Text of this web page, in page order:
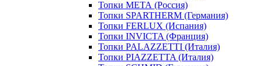
Топки МЕТА (Россия)
Топки SPARTHERM (Германия)
Топки FERLUX (Испания)
Топки INVICTA (Франция)
Топки PALAZZETTI (Италия)
Топки PIAZZETTA (Италия)